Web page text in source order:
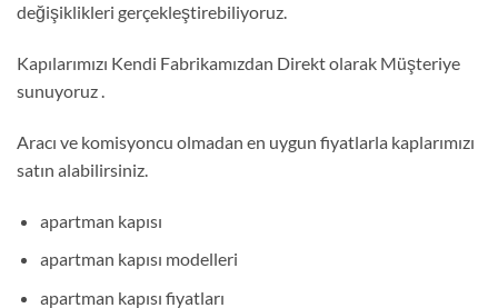
değişiklikleri gerçekleştirebiliyoruz.
Kapılarımızı Kendi Fabrikamızdan Direkt olarak Müşteriye
sunuyoruz .
Aracı ve komisyoncu olmadan en uygun fiyatlarla kaplarımızı
satın alabilirsiniz.
apartman kapısı
apartman kapısı modelleri
apartman kapısı fiyatları